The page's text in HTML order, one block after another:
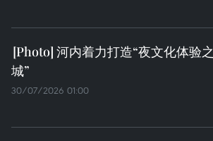
河内着力打造“夜文化体验之
城”
30/07/2026 01:00